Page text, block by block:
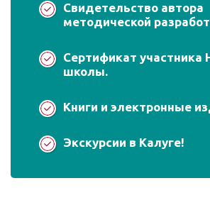
Свидетельство автора
методической
Сертификат участника
школы.
Книги и электронные
Экскурсии в Калуге!